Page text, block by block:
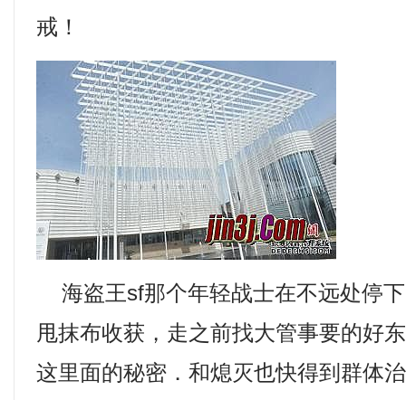
戒！
海盗王sf那个年轻战士在不远处停
甩抹布收获，走之前找大管事要的好
这里面的秘密．和熄灭也快得到群体